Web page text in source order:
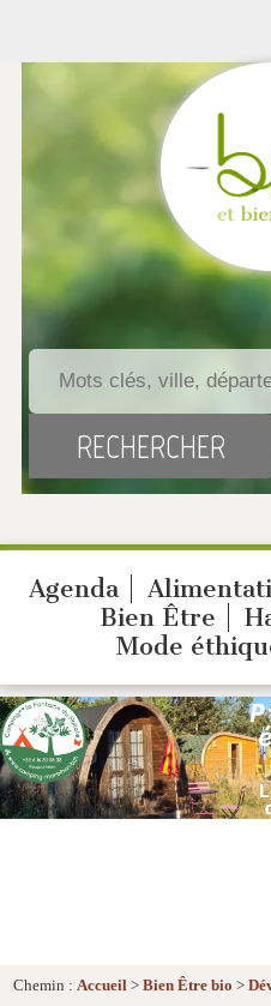
Agenda
Bien Être
Mode
Chemin : Accueil > Bien Être bio >